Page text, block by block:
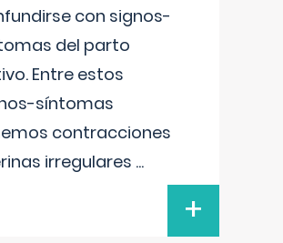
con signos-
del parto
Entre estos
síntomas
contracciones
irregulares ...
+